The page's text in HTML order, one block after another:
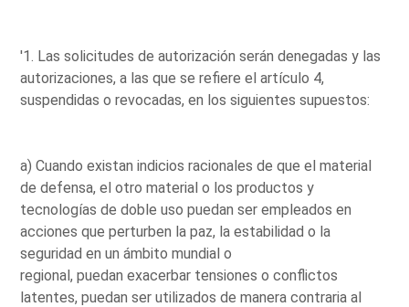
'1. Las solicitudes de autorización serán denegadas y las
autorizaciones, a las que se refiere el artículo 4,
suspendidas o revocadas, en los siguientes supuestos:
a) Cuando existan indicios racionales de que el material
de defensa, el otro material o los productos y
tecnologías de doble uso puedan ser empleados en
acciones que perturben la paz, la estabilidad o la
seguridad en un ámbito mundial o
regional, puedan exacerbar tensiones o conflictos
latentes, puedan ser utilizados de manera contraria al